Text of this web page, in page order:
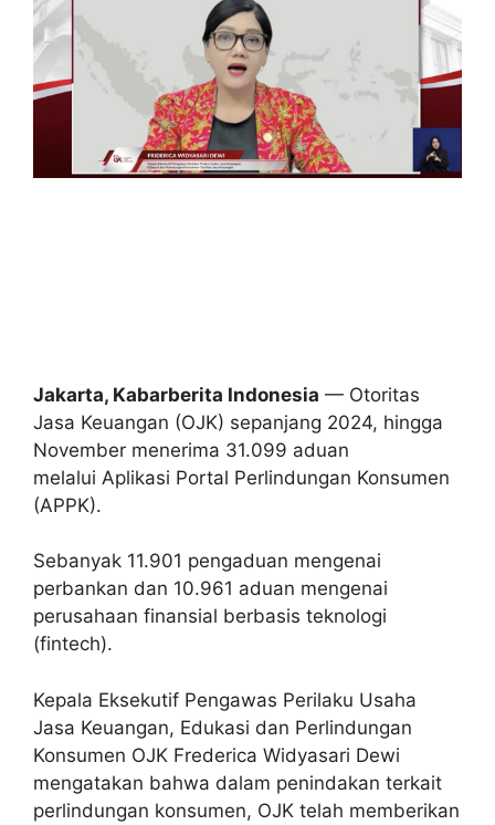
Jakarta, Kabarberita Indonesia — Otoritas
Jasa Keuangan (OJK) sepanjang 2024, hingga
November menerima 31.099 aduan
melalui Aplikasi Portal Perlindungan Konsumen
(APPK).
Sebanyak 11.901 pengaduan mengenai
perbankan dan 10.961 aduan mengenai
perusahaan finansial berbasis teknologi
(fintech).
Kepala Eksekutif Pengawas Perilaku Usaha
Jasa Keuangan, Edukasi dan Perlindungan
Konsumen OJK Frederica Widyasari Dewi
mengatakan bahwa dalam penindakan terkait
perlindungan konsumen, OJK telah memberikan